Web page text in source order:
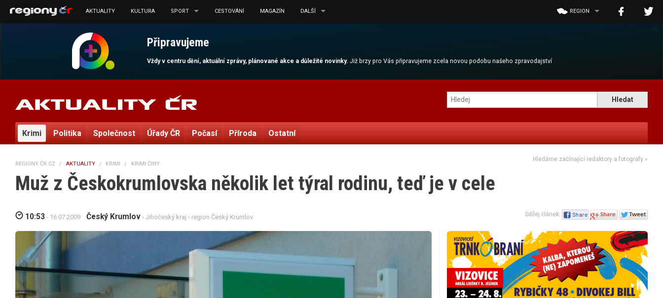
Připravujeme
Vždy v centru dění, aktuální zprávy, plánované akce a důležité novinky.Již brzy pro Vás připravujeme zcela novou podobu našeho zpravodajství
AKTUALITY KULTURA SPORT CESTOVÁNÍ MAGAZÍN DALŠÍ REGION
Krimi Politika Společnost Úřady ČR Počasí Příroda Ostatní
REGIONY ČR.CZ AKTUALITY KRIMI KRIMI ČINY
Hledáme začínající redaktory a fotografy »
Muž z Českokrumlovska několik let týral rodinu, teď je v cele
10:53 - 16.07.2009 Český Krumlov › Jihočeský kraj › region Český Krumlov Sdílej článek: